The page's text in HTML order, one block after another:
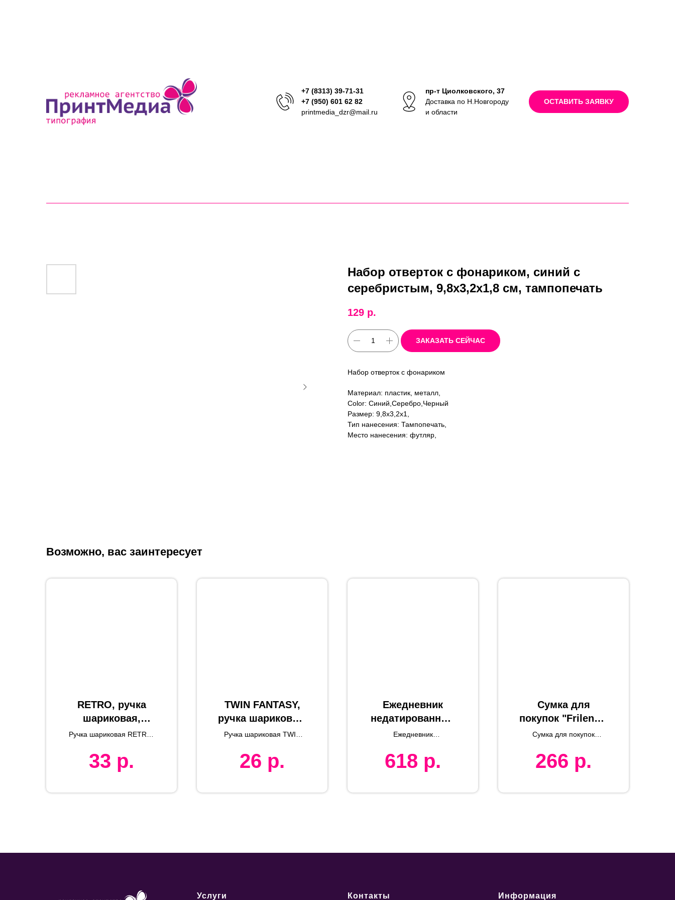
+7 (8313) 39-71-31
+7 (950) 601 62 82
printmedia_dzr@mail.ru
пр-т Циолковского, 37
Доставка по Н.Новгороду
и области
ОСТАВИТЬ ЗАЯВКУ
Набор отверток с фонариком, синий с
серебристым, 9,8х3,2х1,8 см, тампопечать
129 р.
ЗАКАЗАТЬ СЕЙЧАС
Набор отверток с фонариком
Материал: пластик, металл,
Color: Синий,Серебро,Черный
Размер: 9,8х3,2х1,
Тип нанесения: Тампопечать,
Место нанесения: футляр,
Возможно, вас заинтересует
RETRO, ручка
шариковая,
белый, пластик
Ручка шариковая RETRO,
33 р.
TWIN FANTASY,
ручка шариковая,
пластик
Ручка шариковая TWIN
26 р.
Ежедневник
недатированный
Campbell, А5,
блок
Ежедневник
формат А5, в линейку
618 р.
Сумка для
покупок "Frilend",
белая, 41x37 см,
RPET
Сумка для покупок
рециклированного
полиэстера
266 р.
Услуги Контакты Информация